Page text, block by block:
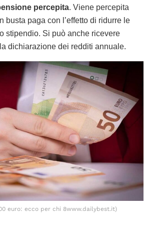
percepita. Viene percepita
busta paga con l’effetto di ridurre le
stipendio. Si può anche ricevere
dichiarazione dei redditi annuale.
euro: ecco per chi 8www.dailybest.it)